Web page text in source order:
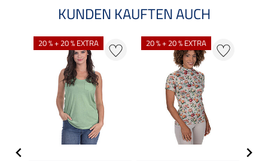
KUNDEN KAUFTEN AUCH
20 % + 20 % EXTRA 20 % + 20 % EXTRA